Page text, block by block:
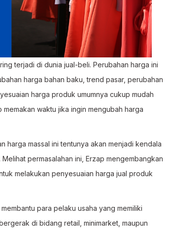
terjadi di dunia jual-beli. Perubahan harga ini
harga bahan baku, trend pasar, perubahan
harga produk umumnya cukup mudah
waktu jika ingin mengubah harga
harga massal ini tentunya akan menjadi kendala
permasalahan ini, Erzap mengembangkan
melakukan penyesuaian harga jual produk
para pelaku usaha yang memiliki
di bidang retail, minimarket, maupun